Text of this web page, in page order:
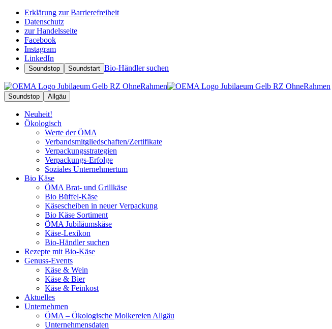
Erklärung zur Barrierefreiheit
Datenschutz
zur Handelsseite
Facebook
Instagram
LinkedIn
Soundstop Soundstart Bio-Händler suchen
Soundstop Allgäu
Neuheit!
Ökologisch
Werte der ÖMA
Verbandsmitgliedschaften/Zertifikate
Verpackungsstrategien
Verpackungs-Erfolge
Soziales Unternehmertum
Bio Käse
ÖMA Brat- und Grillkäse
Bio Büffel-Käse
Käsescheiben in neuer Verpackung
Bio Käse Sortiment
ÖMA Jubiläumskäse
Käse-Lexikon
Bio-Händler suchen
Rezepte mit Bio-Käse
Genuss-Events
Käse & Wein
Käse & Bier
Käse & Feinkost
Aktuelles
Unternehmen
ÖMA – Ökologische Molkereien Allgäu
Unternehmensdaten